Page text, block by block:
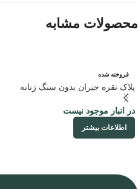
محصولات مشابه
فروخته شده
پلاک نقره جیران بدون سنگ زنانه
در انبار موجود نیست
اطلاعات بیشتر